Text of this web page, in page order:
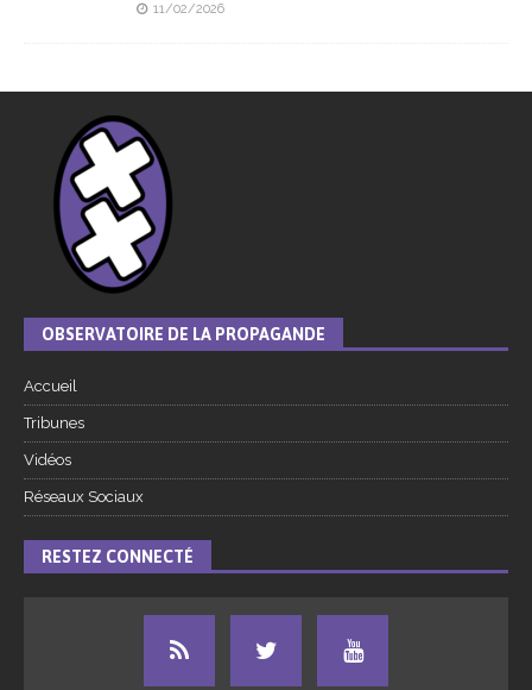
11/02/2026
OBSERVATOIRE DE LA PROPAGANDE
Accueil
Tribunes
Vidéos
Réseaux Sociaux
RESTEZ CONNECTÉ